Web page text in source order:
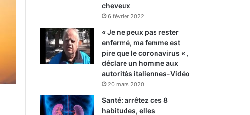
cheveux
6 février 2022
« Je ne peux pas rester
enfermé, ma femme est
pire que le coronavirus « ,
déclare un homme aux
autorités italiennes-Vidéo
20 mars 2020
Santé: arrêtez ces 8
habitudes, elles